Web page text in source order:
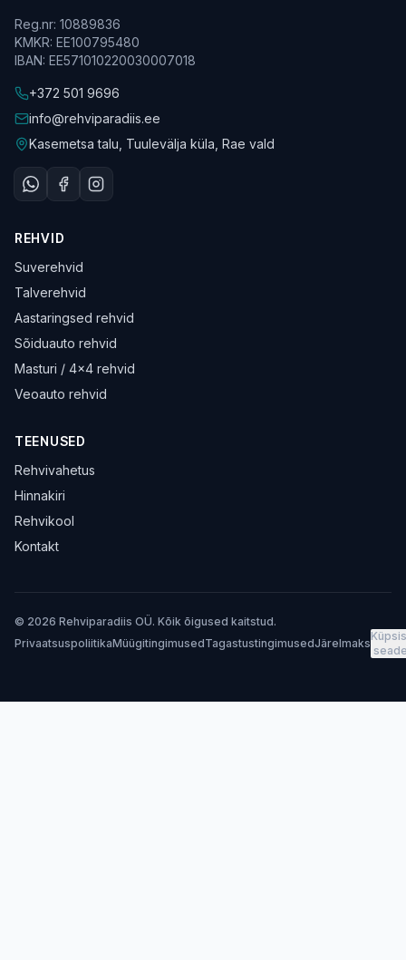
Reg.nr: 10889836
KMKR: EE100795480
IBAN: EE571010220030007018
+372 501 9696
info@rehviparadiis.ee
Kasemetsa talu, Tuulevälja küla, Rae vald
REHVID
Suverehvid
Talverehvid
Aastaringsed rehvid
Sõiduauto rehvid
Masturi / 4×4 rehvid
Veoauto rehvid
TEENUSED
Rehvivahetus
Hinnakiri
Rehvikool
Kontakt
© 2026 Rehviparadiis OÜ. Kõik õigused kaitstud.
PrivaatsuspoliitikaMüügitingimusedTagastustingimusedJärelmaks